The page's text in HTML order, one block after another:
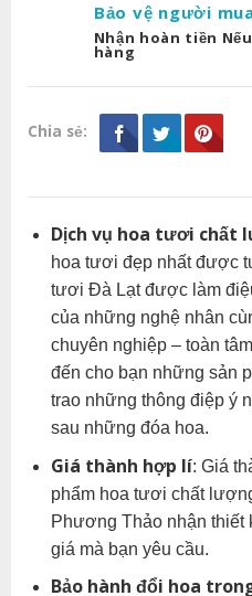
Bảo vệ người
Nhận hoàn tiền
hàng
Chia sẻ:
Dịch vụ hoa tươi chất
hoa tươi đẹp nhất được
tươi Đà Lạt được làm
của những nghệ nhân
chuyên nghiệp – toàn
đến cho bạn những sản
trao những thông điệp ý
sau những đóa hoa.
Giá thành hợp lí: Giá
phẩm hoa tươi chất
Phương Thảo nhận
giá mà bạn yêu cầu.
Bảo hành đổi hoa